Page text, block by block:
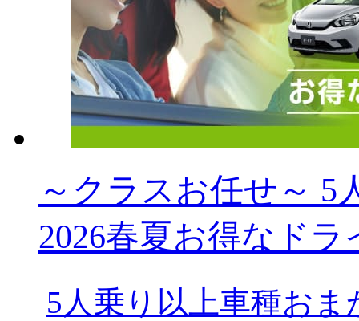
～クラスお任せ～ 5
2026春夏お得なド
5人乗り以上車種お